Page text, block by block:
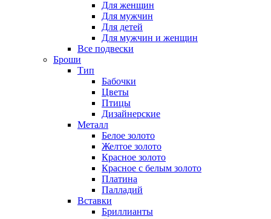
Для женщин
Для мужчин
Для детей
Для мужчин и женщин
Все подвески
Броши
Тип
Бабочки
Цветы
Птицы
Дизайнерские
Металл
Белое золото
Желтое золото
Красное золото
Красное с белым золото
Платина
Палладий
Вставки
Бриллианты